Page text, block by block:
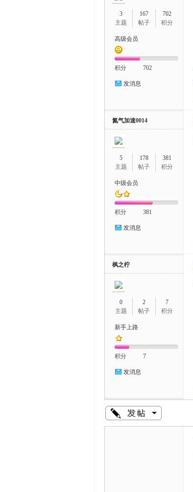
3
主题
167
帖子
702
积分
高级会员
积分 702
发消息
氮气加速0014
5
主题
178
帖子
381
积分
中级会员
积分 381
发消息
枫之柠
0
主题
2
帖子
7
积分
新手上路
积分 7
发消息